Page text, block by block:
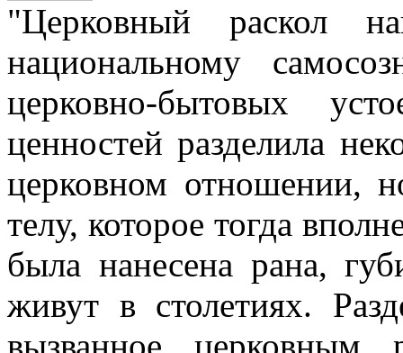
"Церковный раскол
национальному
церковно-бытовых
ценностей разделила
церковном отношении,
телу, которое тогда
была нанесена рана,
живут в столетиях.
вызванное церковным